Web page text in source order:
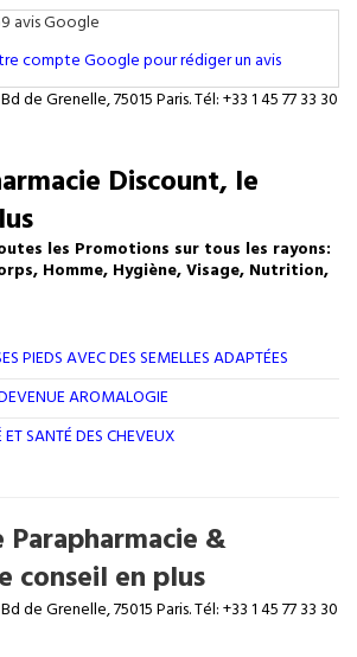
avis Google
compte Google pour rédiger un avis
de Grenelle, 75015 Paris. Tél: +33 1 45 77 33 30
Discount, le
les Promotions sur tous les rayons:
Homme, Hygiène, Visage, Nutrition,
PIEDS AVEC DES SEMELLES ADAPTÉES
AROMALOGIE
SANTÉ DES CHEVEUX
&
conseil en plus
de Grenelle, 75015 Paris. Tél: +33 1 45 77 33 30